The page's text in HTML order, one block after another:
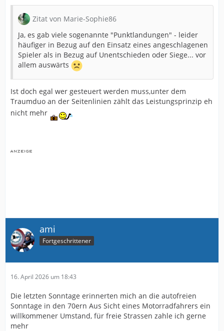
Zitat von Marie-Sophie86
Ja, es gab viele sogenannte "Punktlandungen" - leider
häufiger in Bezug auf den Einsatz eines angeschlagenen
Spieler als in Bezug auf Unentschieden oder Siege... vor
allem auswärts
Ist doch egal wer gesteuert werden muss,unter dem
Traumduo an der Seitenlinien zählt das Leistungsprinzip eh
nicht mehr
ami
Fortgeschrittener
16. April 2026 um 18:43
Die letzten Sonntage erinnerten mich an die autofreien
Sonntage in den 70ern Aus Sicht eines Motorradfahrers ein
willkommener Umstand, für freie Strassen zahle ich gerne
mehr